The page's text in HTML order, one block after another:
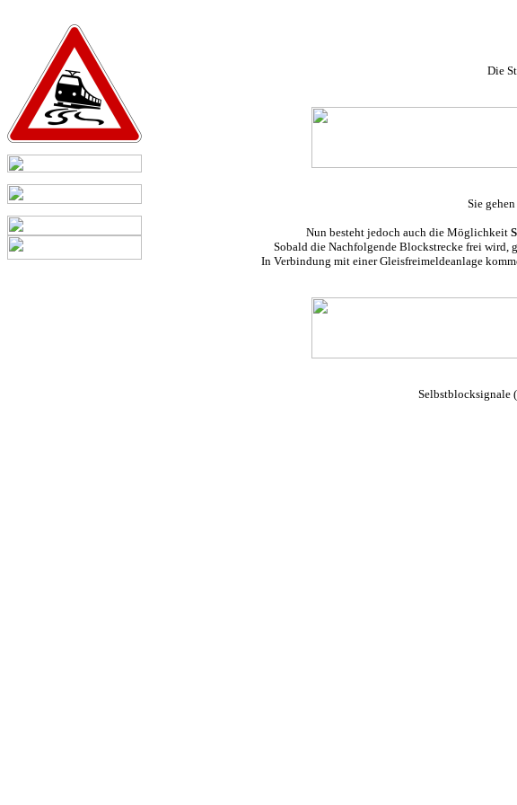
Die
Sie
Nun besteht jedoch auch die Möglichkeit
Sobald die Nachfolgende Blockstrecke frei wird,
In Verbindung mit einer Gleisfreimeldeanlage
Selbstblocksignale